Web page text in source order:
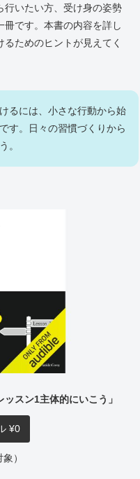
行いたい方、受け身の姿勢
です。本書の内容を詳し
ためのヒントが見えてく
るには、小さな行動から始
す。日々の習慣づくりから
。
ッスン1主体的にいこう」
¥0
）